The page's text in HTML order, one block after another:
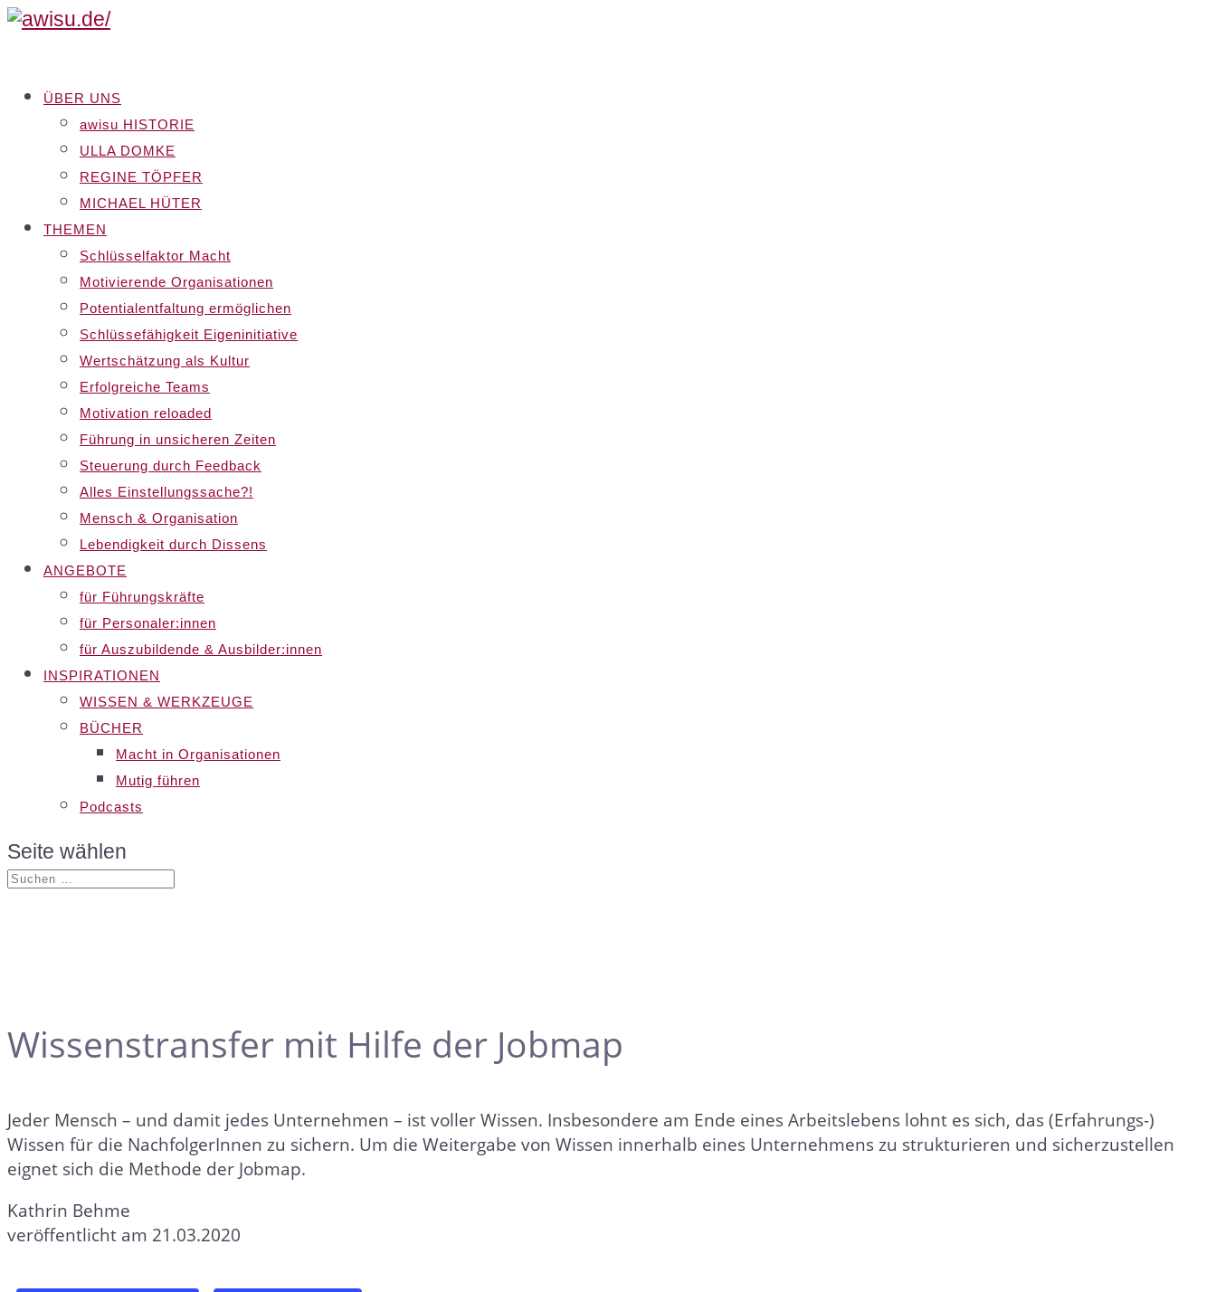
ÜBER UNS
awisu HISTORIE
ULLA DOMKE
REGINE TÖPFER
MICHAEL HÜTER
THEMEN
Schlüsselfaktor Macht
Motivierende Organisationen
Potentialentfaltung ermöglichen
Schlüssefähigkeit Eigeninitiative
Wertschätzung als Kultur
Erfolgreiche Teams
Motivation reloaded
Führung in unsicheren Zeiten
Steuerung durch Feedback
Alles Einstellungssache?!
Mensch & Organisation
Lebendigkeit durch Dissens
ANGEBOTE
für Führungskräfte
für Personaler:innen
für Auszubildende & Ausbilder:innen
INSPIRATIONEN
WISSEN & WERKZEUGE
BÜCHER
Macht in Organisationen
Mutig führen
Podcasts
Seite wählen
Wissenstransfer mit Hilfe der Jobmap
Jeder Mensch – und damit jedes Unternehmen – ist voller Wissen. Insbesondere am Ende eines Arbeitslebens lohnt es sich, das (Erfahrungs-)
Wissen für die NachfolgerInnen zu sichern. Um die Weitergabe von Wissen innerhalb eines Unternehmens zu strukturieren und sicherzustellen
eignet sich die Methode der Jobmap.
Kathrin Behme
veröffentlicht am 21.03.2020